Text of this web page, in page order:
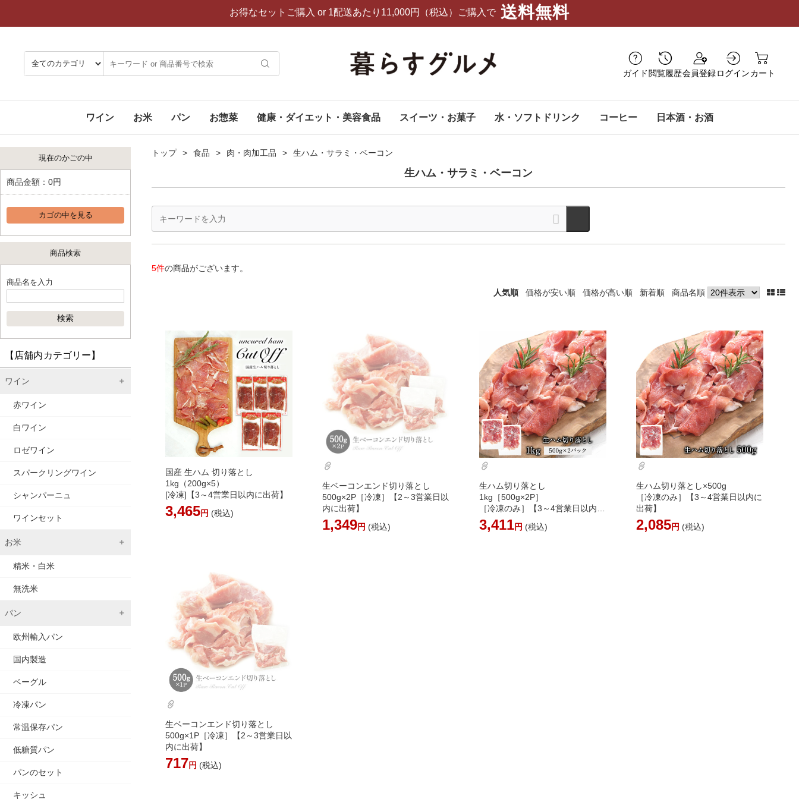
お得なセットご購入 or 1配送あたり11,000円（税込）ご購入で 送料無料
ガイド 閲覧履歴会員登録ログインカート
ワイン お米 パン お惣菜 健康・ダイエット・美容食品 スイーツ・お菓子 水・ソフトドリンク コーヒー 日本酒・お酒
現在のかごの中
商品金額： 0円
カゴの中を見る
商品検索
商品名を入力
【店舗内カテゴリー】
ワイン
赤ワイン
白ワイン
ロゼワイン
スパークリングワイン
シャンパーニュ
ワインセット
お米
精米・白米
無洗米
パン
欧州輸入パン
国内製造
ベーグル
冷凍パン
常温保存パン
低糖質パン
パンのセット
キッシュ
トップ 食品 肉・肉加工品 生ハム・サラミ・ベーコン
生ハム・サラミ・ベーコン
5件の商品がございます。
人気順 価格が安い順 価格が高い順 新着順 商品名順
国産 生ハム 切り落とし
1kg（200g×5）
[冷凍]【3～4営業日以内に出荷】
3,465円 (税込)
生ベーコンエンド切り落とし
500g×2P［冷凍］【2～3営業日以
内に出荷】
1,349円 (税込)
生ハム切り落とし
1kg［500g×2P］
［冷凍のみ］【3～4営業日以内に
出荷】
3,411円 (税込)
生ハム切り落とし×500g
［冷凍のみ］【3～4営業日以内に
出荷】
2,085円 (税込)
生ベーコンエンド切り落とし
500g×1P［冷凍］【2～3営業日以
内に出荷】
717円 (税込)